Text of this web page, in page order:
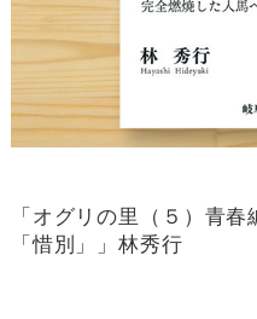
「オグリの里（５）青
「惜別」」林秀行